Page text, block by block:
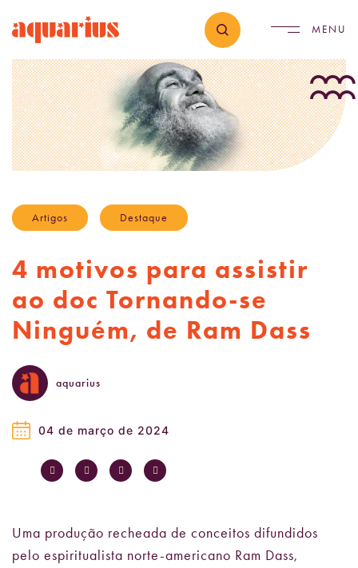
Artigos Destaque
4 motivos para assistir
ao doc Tornando-se
Ninguém, de Ram Dass
aquarius
04 de março de 2024
Uma produção recheada de conceitos difundidos
pelo espiritualista norte-americano Ram Dass,